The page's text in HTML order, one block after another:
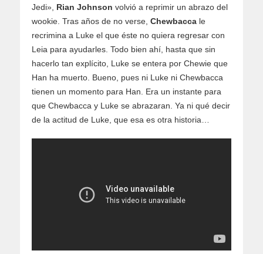
Jedi», Rian Johnson volvió a reprimir un abrazo del
wookie. Tras años de no verse, Chewbacca le
recrimina a Luke el que éste no quiera regresar con
Leia para ayudarles. Todo bien ahí, hasta que sin
hacerlo tan explícito, Luke se entera por Chewie que
Han ha muerto. Bueno, pues ni Luke ni Chewbacca
tienen un momento para Han. Era un instante para
que Chewbacca y Luke se abrazaran. Ya ni qué decir
de la actitud de Luke, que esa es otra historia…